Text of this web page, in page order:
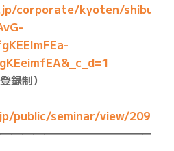
corporate/kyoten/
録制）
public/seminar/view/209